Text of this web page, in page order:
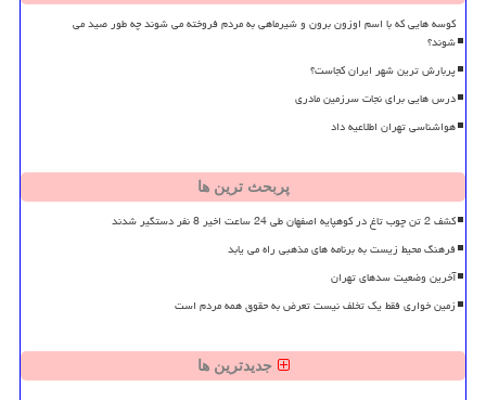
کوسه هایی که با اسم اوزون برون و شیرماهی به مردم فروخته می شوند چه طور صید می
شوند؟
پربارش ترین شهر ایران کجاست؟
درس هایی برای نجات سرزمین مادری
هواشناسی تهران اطلاعیه داد
پربحث ترین ها
کشف 2 تن چوب تاغ در کوهپایه اصفهان طی 24 ساعت اخیر 8 نفر دستگیر شدند
فرهنگ محیط زیست به برنامه های مذهبی راه می یابد
آخرین وضعیت سدهای تهران
زمین خواری فقط یک تخلف نیست تعرض به حقوق همه مردم است
جدیدترین ها